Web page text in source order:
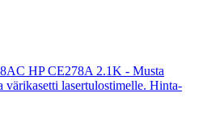
HP CE278A 2.1K - Musta
värikasetti lasertulostimelle. Hinta-